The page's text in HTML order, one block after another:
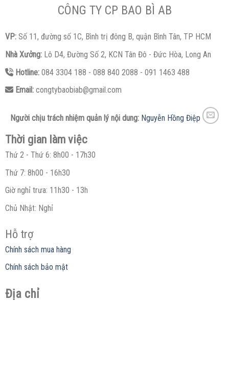
CÔNG TY CP BAO BÌ AB
VP: Số 11, đường số 1C, Bình trị đông B, quận Bình Tân, TP HCM
Nhà Xưởng: Lô D4, Đường Số 2, KCN Tân Đô - Đức Hòa, Long An
Hotline:084 3304 188 - 088 840 2088 - 091 1463 488
Email:congtybaobiab@gmail.com
Người chịu trách nhiệm quản lý nội dung: Nguyễn Hồng Điệp
Thời gian làm việc
Thứ 2 - Thứ 6: 8h00 - 17h30
Thứ 7: 8h00 - 16h30
Giờ nghỉ trưa: 11h30 - 13h
Chủ Nhật: Nghỉ
Hỗ trợ
Chính sách mua hàng
Chính sách bảo mật
Địa chỉ